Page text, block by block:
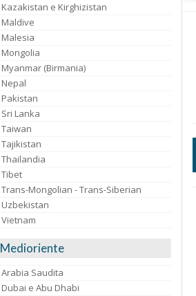
Kazakistan e Kirghizistan
Maldive
Malesia
Mongolia
Myanmar (Birmania)
Nepal
Pakistan
Sri Lanka
Taiwan
Tajikistan
Thailandia
Tibet
Trans-Mongolian - Trans-Siberian
Uzbekistan
Vietnam
Medioriente
Arabia Saudita
Dubai e Abu Dhabi